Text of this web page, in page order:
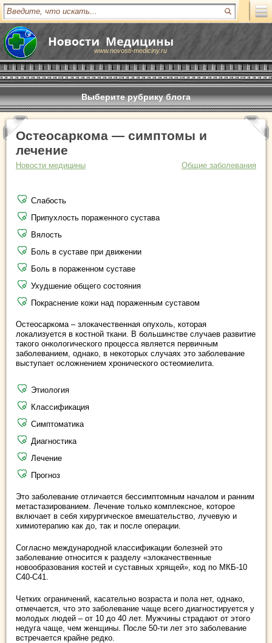
www.novosti-mediciny.ru
Выберите рубрику блога
Остеосаркома — симптомы и
лечение
Новости медицины Общие заболевания
Слабость
Припухлость пораженного сустава
Вялость
Боль в суставе при движении
Боль в пораженном суставе
Ухудшение общего состояния
Покраснение кожи над пораженным суставом
Остеосаркома – злокачественная опухоль, которая
локализуется в костной ткани. В большинстве случаев развитие
такого онкологического процесса является первичным
заболеванием, однако, в некоторых случаях это заболевание
выступает осложнением хронического остеомиелита.
Этиология
Классификация
Симптоматика
Диагностика
Лечение
Прогноз
Это заболевание отличается бессимптомным началом и ранним
метастазированием. Лечение только комплексное, которое
включает в себя хирургическое вмешательство, лучевую и
химиотерапию как до, так и после операции.
Согласно международной классификации болезней это
заболевание относится к разделу «злокачественные
новообразования костей и суставных хрящей», код по МКБ-10
С40-С41.
Четких ограничений, касательно возраста и пола нет, однако,
отмечается, что это заболевание чаще всего диагностируется у
молодых людей – от 10 до 40 лет. Мужчины страдают от этого
недуга чаще, чем женщины. После 50-ти лет это заболевание
встречается крайне редко.